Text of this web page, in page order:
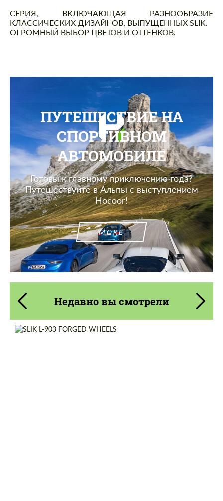
Описание
СЕРИЯ, ВКЛЮЧАЮЩАЯ РАЗНООБРАЗИЕ
КЛАССИЧЕСКИХ ДИЗАЙНОВ, ВЫПУЩЕННЫХ SLIK.
ОГРОМНЫЙ ВЫБОР ЦВЕТОВ И ОТТЕНКОВ.
ПУТЕШЕСТВИЕ НА
СПОРТИВНОМ
АВТОМОБИЛЕ
Готовы к главному приключению года?
Путешествуйте в Альпы с выступлением
Hodoor!
MORE
Недавно вы смотрели